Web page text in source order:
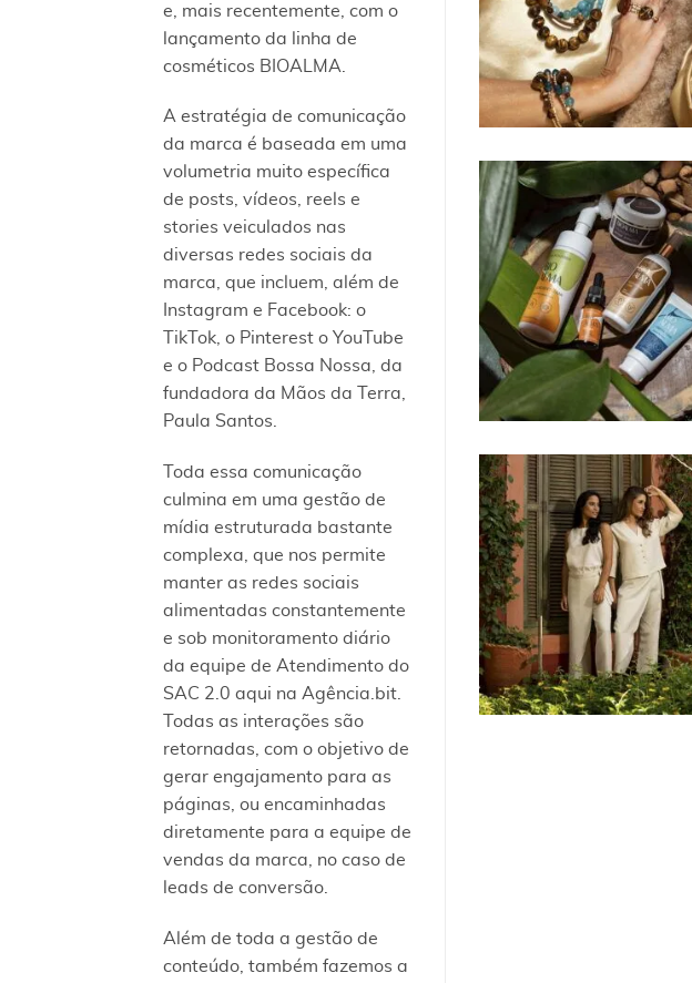
e, mais recentemente, com o
lançamento da linha de
cosméticos BIOALMA.
A estratégia de comunicação
da marca é baseada em uma
volumetria muito específica
de posts, vídeos, reels e
stories veiculados nas
diversas redes sociais da
marca, que incluem, além de
Instagram e Facebook: o
TikTok, o Pinterest o YouTube
e o Podcast Bossa Nossa, da
fundadora da Mãos da Terra,
Paula Santos.
Toda essa comunicação
culmina em uma gestão de
mídia estruturada bastante
complexa, que nos permite
manter as redes sociais
alimentadas constantemente
e sob monitoramento diário
da equipe de Atendimento do
SAC 2.0 aqui na Agência.bit.
Todas as interações são
retornadas, com o objetivo de
gerar engajamento para as
páginas, ou encaminhadas
diretamente para a equipe de
vendas da marca, no caso de
leads de conversão.
Além de toda a gestão de
conteúdo, também fazemos a